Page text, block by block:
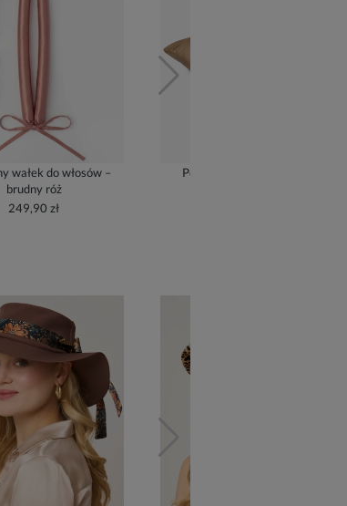
wałek do włosów –
brudny róż
249,90 zł
Poszewka jedwabna – złoty